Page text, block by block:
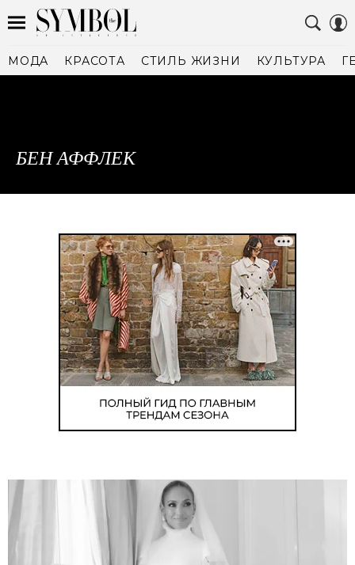
МОДА КРАСОТА СТИЛЬ ЖИЗНИ КУЛЬТУРА
БЕН АФФЛЕК